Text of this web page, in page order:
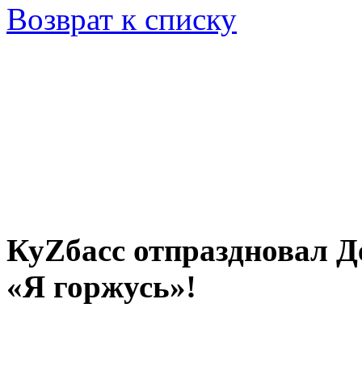
Возврат к списку
КуZбасс отпраздновал
«Я горжусь»!